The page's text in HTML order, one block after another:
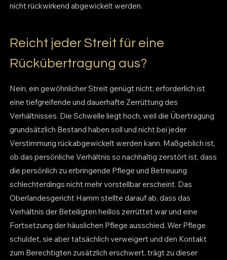
nicht rückwirkend abgewickelt werden.
Reicht jeder Streit für eine
Rückübertragung aus?
Nein, ein gewöhnlicher Streit genügt nicht; erforderlich ist
eine tiefgreifende und dauerhafte Zerrüttung des
Verhältnisses. Die Schwelle liegt hoch, weil die Übertragung
grundsätzlich Bestand haben soll und nicht bei jeder
Verstimmung rückabgewickelt werden kann. Maßgeblich ist,
ob das persönliche Verhältnis so nachhaltig zerstört ist, dass
die persönlich zu erbringende Pflege und Betreuung
schlechterdings nicht mehr vorstellbar erscheint. Das
Oberlandesgericht Hamm stellte darauf ab, dass das
Verhältnis der Beteiligten heillos zerrüttet war und eine
Fortsetzung der häuslichen Pflege ausschied. Wer Pflege
schuldet, sie aber tatsächlich verweigert und den Kontakt
zum Berechtigten zusätzlich erschwert, trägt zu dieser